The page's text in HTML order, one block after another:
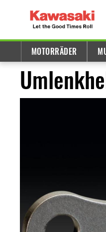
MOTORRÄDER